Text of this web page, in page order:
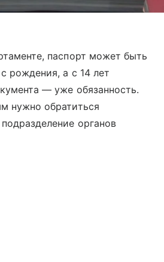
паспорт может быть
рождения, а с 14 лет
— уже обязанность.
нужно обратиться
органов